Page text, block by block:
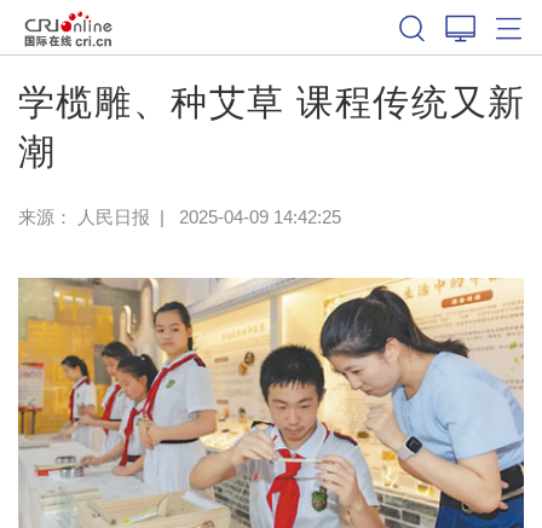
学榄雕、种艾草 课程传统又新
潮
来源： 人民日报 | 2025-04-09 14:42:25